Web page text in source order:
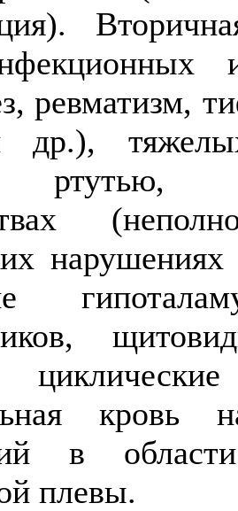
и
ревматизм,
тяжелых
ртутью,
кровь
в
плевы.